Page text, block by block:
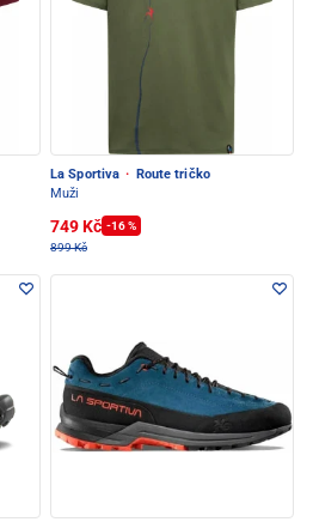
La Sportiva ·
Route tričko
Muži
749 Kč -16 %
899 Kč